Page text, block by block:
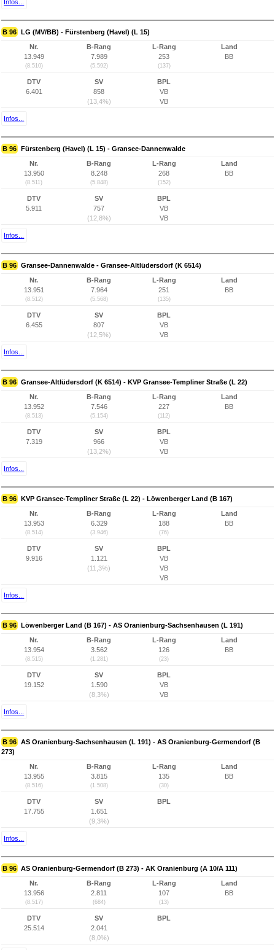
Infos...
B 96 LG (MV/BB) - Fürstenberg (Havel) (L 15)
Nr.
13.949
(8.510)
B-Rang
7.989
(5.592)
L-Rang
253
(137)
Land
BB
DTV
6.401
SV
858
(13,4%)
BPL
VB
VB
Infos...
B 96 Fürstenberg (Havel) (L 15) - Gransee-Dannenwalde
Nr.
13.950
(8.511)
B-Rang
8.248
(5.848)
L-Rang
268
(152)
Land
BB
DTV
5.911
SV
757
(12,8%)
BPL
VB
VB
Infos...
B 96 Gransee-Dannenwalde - Gransee-Altlüdersdorf (K 6514)
Nr.
13.951
(8.512)
B-Rang
7.964
(5.568)
L-Rang
251
(135)
Land
BB
DTV
6.455
SV
807
(12,5%)
BPL
VB
VB
Infos...
B 96 Gransee-Altlüdersdorf (K 6514) - KVP Gransee-Templiner Straße (L 22)
Nr.
13.952
(8.513)
B-Rang
7.546
(5.154)
L-Rang
227
(112)
Land
BB
DTV
7.319
SV
966
(13,2%)
BPL
VB
VB
Infos...
B 96 KVP Gransee-Templiner Straße (L 22) - Löwenberger Land (B 167)
Nr.
13.953
(8.514)
B-Rang
6.329
(3.946)
L-Rang
188
(76)
Land
BB
DTV
9.916
SV
1.121
(11,3%)
BPL
VB
VB
VB
Infos...
B 96 Löwenberger Land (B 167) - AS Oranienburg-Sachsenhausen (L 191)
Nr.
13.954
(8.515)
B-Rang
3.562
(1.281)
L-Rang
126
(23)
Land
BB
DTV
19.152
SV
1.590
(8,3%)
BPL
VB
VB
Infos...
B 96 AS Oranienburg-Sachsenhausen (L 191) - AS Oranienburg-Germendorf (B
273)
Nr.
13.955
(8.516)
B-Rang
3.815
(1.508)
L-Rang
135
(30)
Land
BB
DTV
17.755
SV
1.651
(9,3%)
BPL
Infos...
B 96 AS Oranienburg-Germendorf (B 273) - AK Oranienburg (A 10/A 111)
Nr.
13.956
(8.517)
B-Rang
2.811
(684)
L-Rang
107
(13)
Land
BB
DTV
25.514
SV
2.041
(8,0%)
BPL